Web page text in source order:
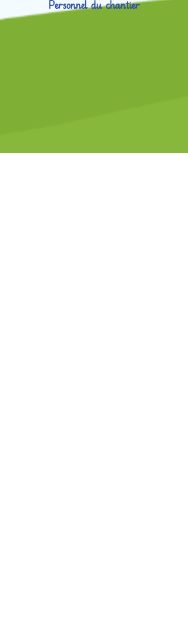
Personnel du chantier